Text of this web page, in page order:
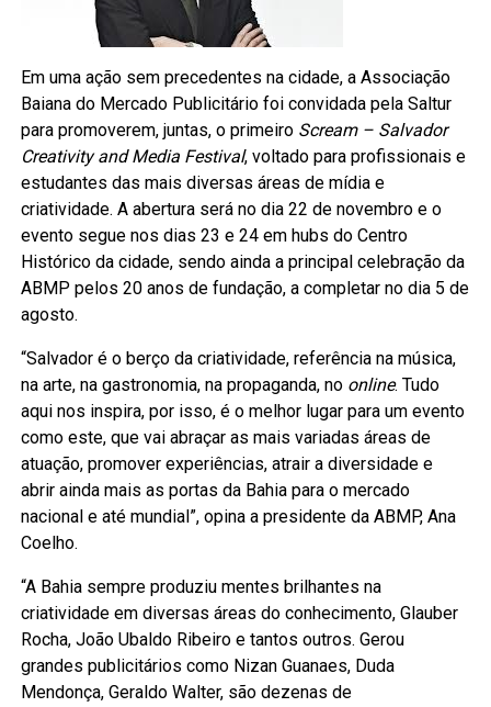
Em uma ação sem precedentes na cidade, a Associação
Baiana do Mercado Publicitário foi convidada pela Saltur
para promoverem, juntas, o primeiro Scream – Salvador
Creativity and Media Festival, voltado para profissionais e
estudantes das mais diversas áreas de mídia e
criatividade. A abertura será no dia 22 de novembro e o
evento segue nos dias 23 e 24 em hubs do Centro
Histórico da cidade, sendo ainda a principal celebração da
ABMP pelos 20 anos de fundação, a completar no dia 5 de
agosto.
“Salvador é o berço da criatividade, referência na música,
na arte, na gastronomia, na propaganda, no online. Tudo
aqui nos inspira, por isso, é o melhor lugar para um evento
como este, que vai abraçar as mais variadas áreas de
atuação, promover experiências, atrair a diversidade e
abrir ainda mais as portas da Bahia para o mercado
nacional e até mundial”, opina a presidente da ABMP, Ana
Coelho.
“A Bahia sempre produziu mentes brilhantes na
criatividade em diversas áreas do conhecimento, Glauber
Rocha, João Ubaldo Ribeiro e tantos outros. Gerou
grandes publicitários como Nizan Guanaes, Duda
Mendonça, Geraldo Walter, são dezenas de